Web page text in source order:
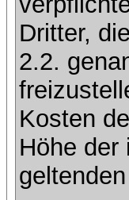
Dritter,
2.2.
Kosten
Höhe der